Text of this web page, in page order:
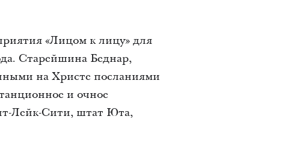
«Лицом к лицу» для
Старейшина Беднар,
на Христе посланиями
и очное
Лейк-Сити, штат Юта,